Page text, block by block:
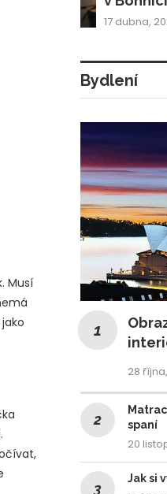
Musí
17 dubna,
Bydlení
28
spaní
20
Jak si